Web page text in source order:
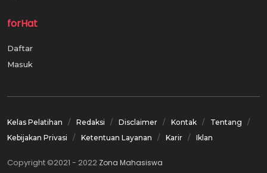
forHat
Daftar
Masuk
Kelas Pelatihan Redaksi Disclaimer Kontak
Tentang
Kebijakan Privasi
Ketentuan Layanan Karir Iklan
Copyright ©2021 - 2022 Zona Mahasiswa